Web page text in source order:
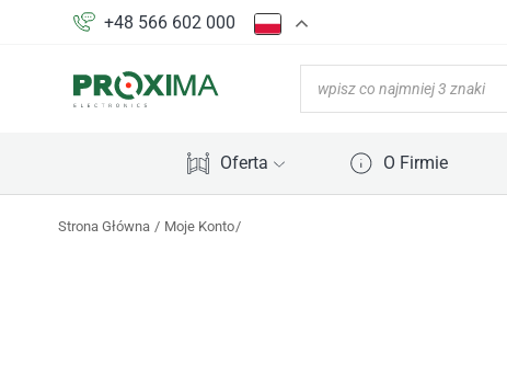
+48 566 602 000
Oferta O Firmie
Strona Główna Moje Konto